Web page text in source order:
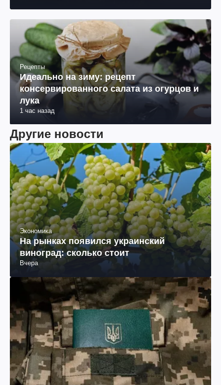
Рецепты
Идеально на зиму: рецепт
консервированного салата из огурцов и
лука
1 час назад
Другие новости
Экономика
На рынках появился украинский
виноград: сколько стоит
Вчера